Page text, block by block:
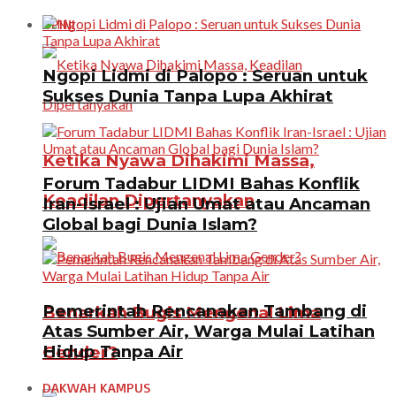
OPINI
Ketika Nyawa Dihakimi Massa,
Keadilan Dipertanyakan
Benarkah Bugis Mengenal Lima
Gender?
Ngopi Lidmi di Palopo : Seruan untuk
Sukses Dunia Tanpa Lupa Akhirat
Forum Tadabur LIDMI Bahas Konflik
Iran-Israel : Ujian Umat atau Ancaman
Global bagi Dunia Islam?
Pemerintah Rencanakan Tambang di
Atas Sumber Air, Warga Mulai Latihan
Hidup Tanpa Air
DAKWAH KAMPUS